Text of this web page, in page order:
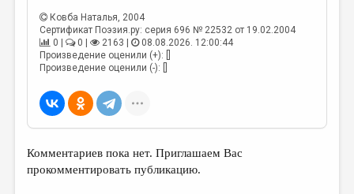
ОБЪЯВЛЕНИЯ
КОЛОНКА РЕДАКТОРА
РЕДКОЛЛЕГИЯ
ОТ РЕДАКЦИИ
МАЛАЯ ПРОЗА
ЭССЕИСТИКА
Ковба Наталья, 2004
Сертификат Поэзия.ру: серия 696 № 22532 от 19.02.2004
0 |
0 | 2163 |
08.08.2026. 12:00:44
Произведение оценили (+): []
Произведение оценили (-): []
Комментариев пока нет. Приглашаем Вас
прокомментировать публикацию.